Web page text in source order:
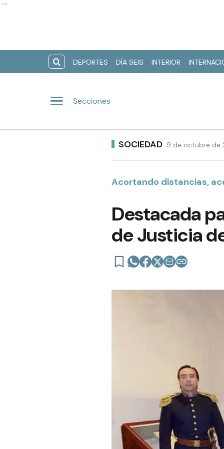
Ads
DEPORTES DÍA SEIS INTERIOR
Secciones
SOCIEDAD 9 de octubre de
Acortando distancias,
Destacada
de Justicia